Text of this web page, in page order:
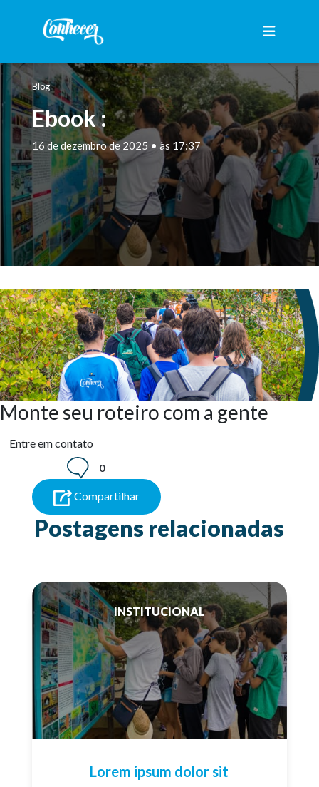
Blog
Ebook :
16 de dezembro de 2025 • às 17:37
Monte seu roteiro com a gente
Entre em contato
0
Compartilhar
Postagens relacionadas
INSTITUCIONAL
Lorem ipsum dolor sit